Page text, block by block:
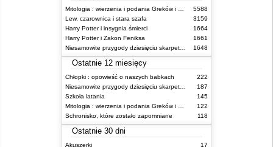
5588
Lew, czarownica i stara szafa
3159
Harry Potter i insygnia śmierci
1664
Harry Potter i Zakon Feniksa
1661
1648
Ostatnie 12 miesięcy
Chłopki : opowieść o naszych babkach
222
187
Szkoła latania
145
122
Schronisko, które zostało zapomniane
118
Ostatnie 30 dni
Akuszerki
17